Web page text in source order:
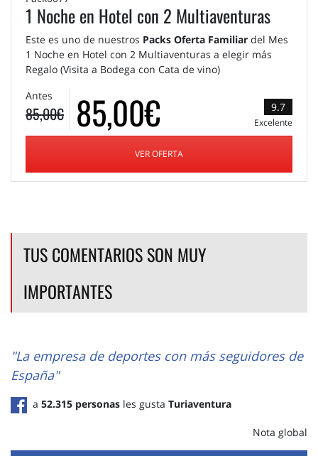
1 Noche en Hotel con 2 Multiaventuras
Este es uno de nuestros Packs Oferta Familiar del Mes
1 Noche en Hotel con 2 Multiaventuras a elegir más
Regalo (Visita a Bodega con Cata de vino)
Antes
85,00€ 85,00€ 9.7
Excelente
VER OFERTA
TUS COMENTARIOS SON MUY
IMPORTANTES
"La empresa de deportes con más seguidores de
España"
a 52.315 personas les gusta Turiaventura
Nota global